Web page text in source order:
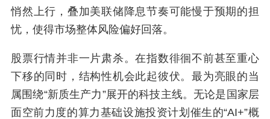
悄然上行，叠加美联储降息节奏可能慢于预期的担
忧，使得市场整体风险偏好回落。
股票行情并非一片肃杀。在指数徘徊不前甚至重心
下移的同时，结构性机会此起彼伏。最为亮眼的当
属围绕“新质生产力”展开的科技主线。无论是国家层
面空前力度的算力基础设施投资计划催生的“AI+”概